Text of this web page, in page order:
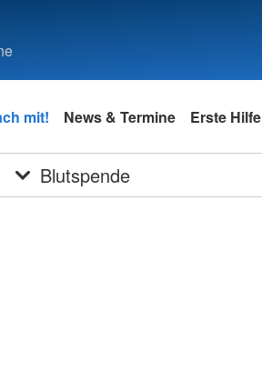
mit! News & Termine Erste Hilfe
Blutspende